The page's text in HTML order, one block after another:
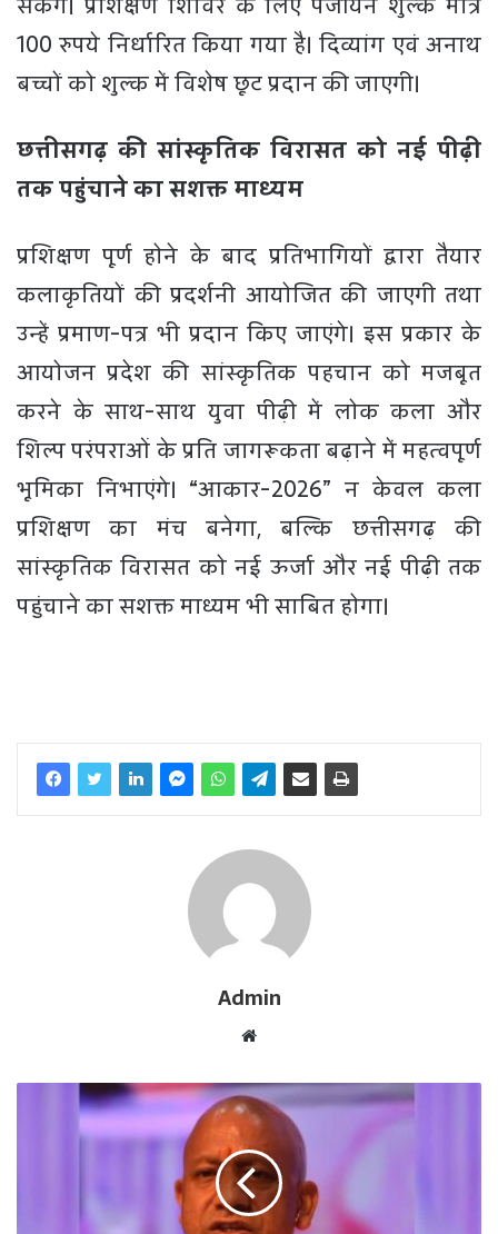
100 रुपये निर्धारित किया गया है। दिव्यांग एवं अनाथ
बच्चों को शुल्क में विशेष छूट प्रदान की जाएगी।
छत्तीसगढ़ की सांस्कृतिक विरासत को नई पीढ़ी
तक पहुंचाने का सशक्त माध्यम
प्रशिक्षण पूर्ण होने के बाद प्रतिभागियों द्वारा तैयार
कलाकृतियों की प्रदर्शनी आयोजित की जाएगी तथा
उन्हें प्रमाण-पत्र भी प्रदान किए जाएंगे। इस प्रकार के
आयोजन प्रदेश की सांस्कृतिक पहचान को मजबूत
करने के साथ-साथ युवा पीढ़ी में लोक कला और
शिल्प परंपराओं के प्रति जागरूकता बढ़ाने में महत्वपूर्ण
भूमिका निभाएंगे। “आकार-2026” न केवल कला
प्रशिक्षण का मंच बनेगा, बल्कि छत्तीसगढ़ की
सांस्कृतिक विरासत को नई ऊर्जा और नई पीढ़ी तक
पहुंचाने का सशक्त माध्यम भी साबित होगा।
Admin
b
s
t
e